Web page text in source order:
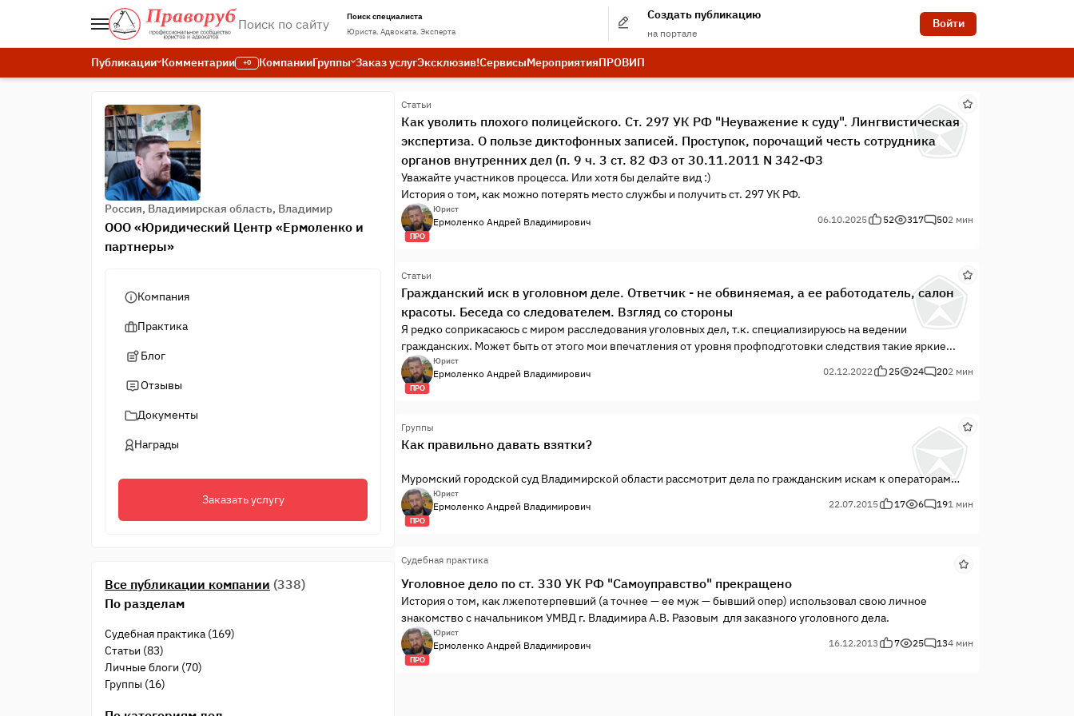
Поиск специалиста
Юриста. Адвоката. Эксперта
Создать публикацию
на портале
Войти
Публикации Комментарии +0 КомпанииГруппы Заказ услугЭксклюзив!СервисыМероприятияПРОВИП
Россия, Владимирская область, Владимир
ООО «Юридический Центр «Ермоленко и
партнеры»
Компания
Практика
Блог
Отзывы
Документы
Награды
Заказать услугу
Все публикации компании (338)
По разделам
Судебная практика (169)
Статьи (83)
Личные блоги (70)
Группы (16)
Статьи
Как уволить плохого полицейского. Ст. 297 УК РФ "Неуважение к суду". Лингвистическая
экспертиза. О пользе диктофонных записей. Проступок, порочащий честь сотрудника
органов внутренних дел (п. 9 ч. 3 ст. 82 ФЗ от 30.11.2011 N 342-ФЗ
Уважайте участников процесса. Или хотя бы делайте вид :)
История о том, как можно потерять место службы и получить ст. 297 УК РФ.
ПРО
Юрист
Ермоленко Андрей Владимирович 06.10.2025 52 317 502 мин
Статьи
Гражданский иск в уголовном деле. Ответчик - не обвиняемая, а ее работодатель, салон
красоты. Беседа со следователем. Взгляд со стороны
Я редко соприкасаюсь с миром расследования уголовных дел, т.к. специализируюсь на ведении
гражданских. Может быть от этого мои впечатления от уровня профподготовки следствия такие яркие...
ПРО
Юрист
Ермоленко Андрей Владимирович 02.12.2022 25 24 202 мин
Группы
Как правильно давать взятки?
Муромский городской суд Владимирской области рассмотрит дела по гражданским искам к операторам
связи , допустившим пользователей к информации о том, как «правильно» давать взятки.
ПРО
Юрист
Ермоленко Андрей Владимирович 22.07.2015 17 6 191 мин
Судебная практика
Уголовное дело по ст. 330 УК РФ "Самоуправство" прекращено
История о том, как лжепотерпевший (а точнее — ее муж — бывший опер) использовал свою личное
знакомство с начальником УМВД г. Владимира А.В. Разовым для заказного уголовного дела.
ПРО
Юрист
Ермоленко Андрей Владимирович 16.12.2013 7 25 134 мин